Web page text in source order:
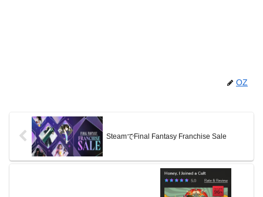
OZ
SteamでFinal Fantasy Franchise Sale